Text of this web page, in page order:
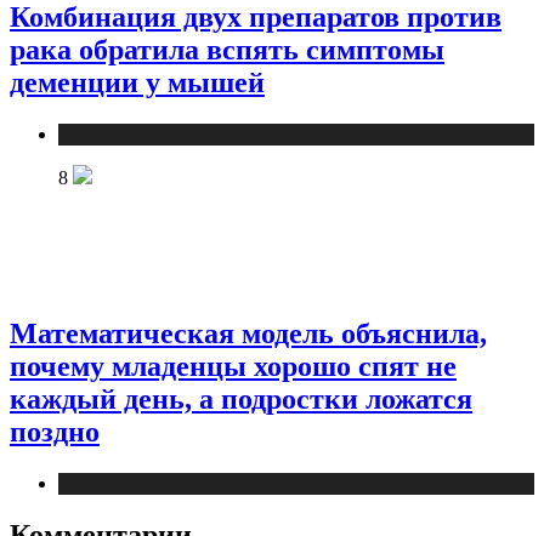
Комбинация двух препаратов против
рака обратила вспять симптомы
деменции у мышей
8
Математическая модель объяснила,
почему младенцы хорошо спят не
каждый день, а подростки ложатся
поздно